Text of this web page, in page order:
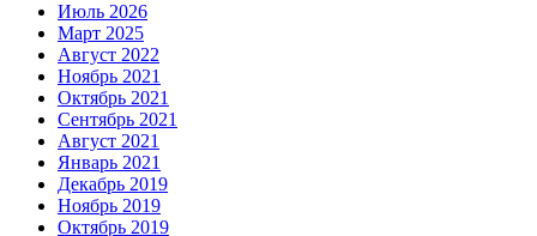
Июль 2026
Март 2025
Август 2022
Ноябрь 2021
Октябрь 2021
Сентябрь 2021
Август 2021
Январь 2021
Декабрь 2019
Ноябрь 2019
Октябрь 2019